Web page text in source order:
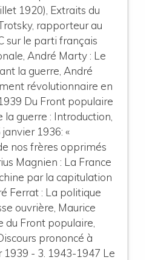
1920), Extraits du
rapporteur au
sur le parti français
André Marty : Le
la guerre, André
révolutionnaire en
Du Front populaire
guerre : Introduction,
1936: «
nos frères opprimés
Magnien : La France
par la capitulation
Ferrat : La politique
ouvrière, Maurice
du Front populaire,
prononcé à
1939 - 3. 1943-1947 Le